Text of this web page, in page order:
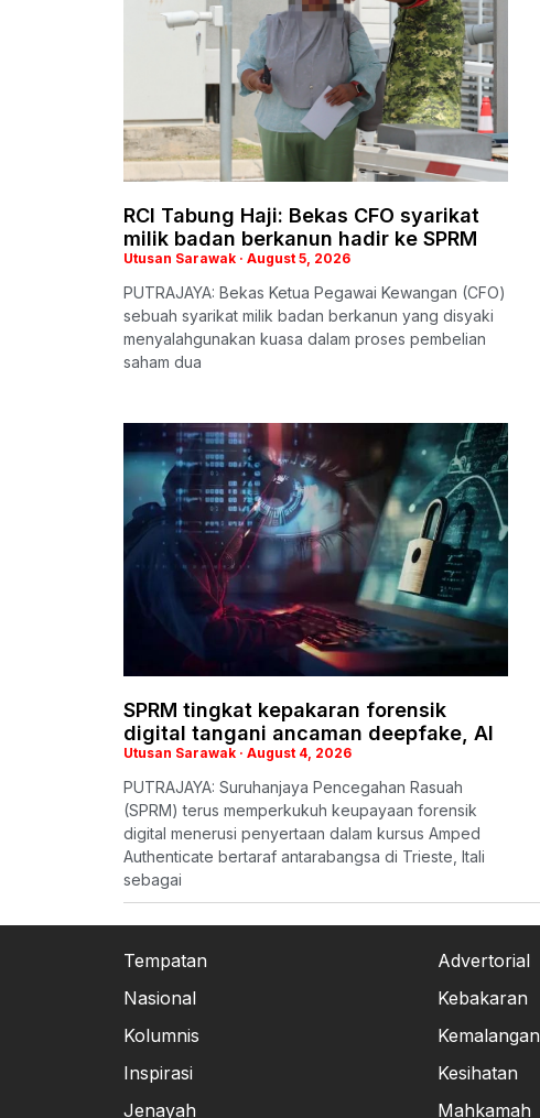
RCI Tabung Haji: Bekas CFO syarikat
milik badan berkanun hadir ke SPRM
Utusan Sarawak August 5, 2026
PUTRAJAYA: Bekas Ketua Pegawai Kewangan (CFO)
sebuah syarikat milik badan berkanun yang disyaki
menyalahgunakan kuasa dalam proses pembelian
saham dua
SPRM tingkat kepakaran forensik
digital tangani ancaman deepfake, AI
Utusan Sarawak August 4, 2026
PUTRAJAYA: Suruhanjaya Pencegahan Rasuah
(SPRM) terus memperkukuh keupayaan forensik
digital menerusi penyertaan dalam kursus Amped
Authenticate bertaraf antarabangsa di Trieste, Itali
sebagai
Tempatan
Nasional
Kolumnis
Inspirasi
Jenayah
Advertorial
Kebakaran
Kemalangan
Kesihatan
Mahkamah